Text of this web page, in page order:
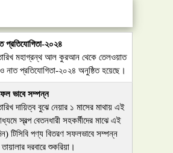
প্রতিযোগিতা-২০২৪
মহাগ্রন্থ আল কুরআন থেকে তেলওয়াত
নাত প্রতিযোগিতা-২০২৪ অনুষ্ঠিত হয়েছে।
ভাবে সম্পন্ন
দায়িত্ব বুঝে নেয়ার ১ মাসের মাথায় এই
স্বল্প বেতনধারী সহকর্মীদের মাঝে এই
টিসিবি পণ্য বিতরণ সফলভাবে সম্পন্ন
দরবারে শুকরিয়া।